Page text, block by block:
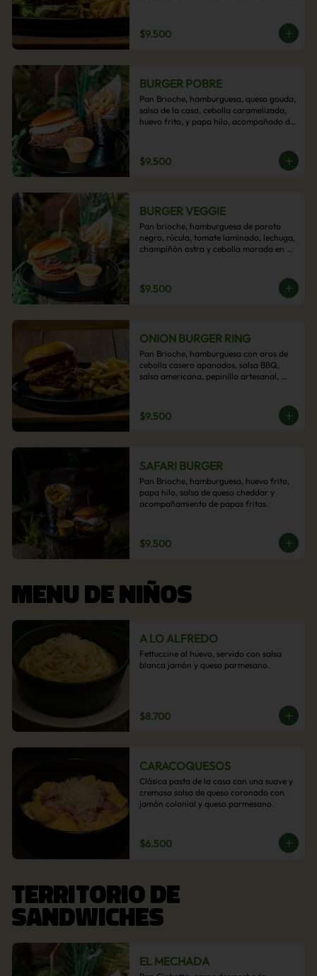
$9.500
BURGER POBRE
Pan Brioche, hamburguesa, queso gouda,
salsa de la casa, cebolla caramelizada,
huevo frito, y papa hilo, acompañado de
$9.500
BURGER VEGGIE
Pan brioche, hamburguesa de poroto
negro, rúcula, tomate laminado, lechuga,
champiñón ostra y cebolla morada en
$9.500
ONION BURGER RING
Pan Brioche, hamburguesa con aros de
cebolla casero apanados, salsa BBQ,
salsa americana, pepinillo artesanal,
papas fritas.
$9.500
SAFARI BURGER
Pan Brioche, hamburguesa, huevo frito,
papa hilo, salsa de queso cheddar y
acompañamiento de papas fritas.
$9.500
MENU DE NIÑOS
A LO ALFREDO
Fettuccine al huevo, servido con salsa
blanca jamón y queso parmesano.
$8.700
CARACOQUESOS
Clásica pasta de la casa con una suave y
cremosa salsa de queso coronado con
jamón colonial y queso parmesano.
$6.500
TERRITORIO DE
SANDWICHES
EL MECHADA